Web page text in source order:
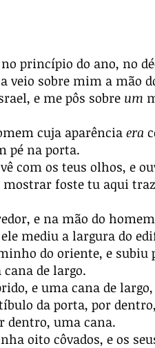
princípio do ano, no
veio sobre mim a mão
e me pôs sobre um
cuja aparência era
pé na porta.
com os teus olhos, e
mostrar foste tu aqui
e na mão do homem
mediu a largura do
do oriente, e
de largo.
e uma cana de largo,
da porta, por
dentro, uma cana.
oito côvados, e os